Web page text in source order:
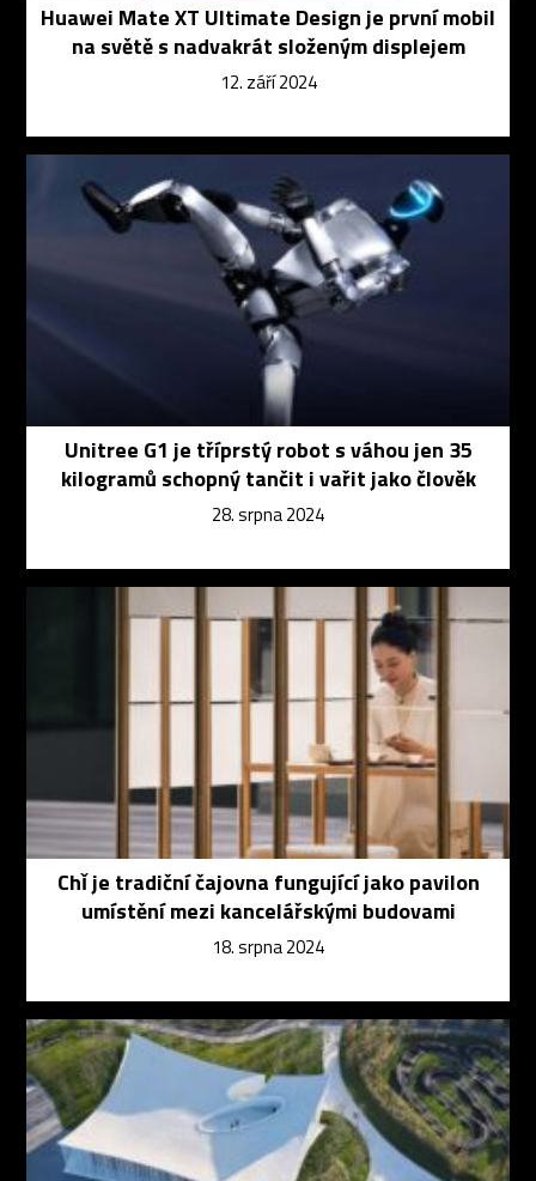
Huawei Mate XT Ultimate Design je první mobil
na světě s nadvakrát složeným displejem
12. září 2024
Unitree G1 je tříprstý robot s váhou jen 35
kilogramů schopný tančit i vařit jako člověk
28. srpna 2024
Chǐ je tradiční čajovna fungující jako pavilon
umístění mezi kancelářskými budovami
18. srpna 2024